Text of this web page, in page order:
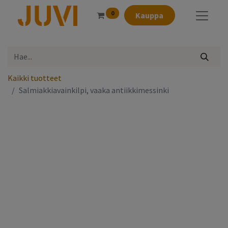
0 Kauppa
Kaikki tuotteet
Salmiakkiavainkilpi, vaaka antiikkimessinki